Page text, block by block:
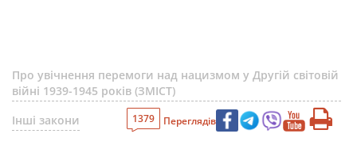
Про увічнення перемоги над нацизмом у Другій світовій
війні 1939-1945 років (ЗМІСТ)
Інші закони
1379 Переглядів